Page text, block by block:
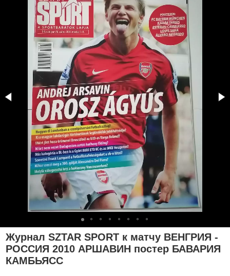
Журнал SZTAR SPORT к матчу ВЕНГРИЯ -
РОССИЯ 2010 АРШАВИН постер БАВАРИЯ
КАМБЬЯСС